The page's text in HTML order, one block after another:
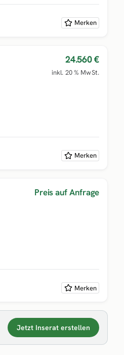
Merken
24.560 €
inkl. 20 % MwSt.
Merken
Preis auf Anfrage
Merken
Jetzt Inserat erstellen